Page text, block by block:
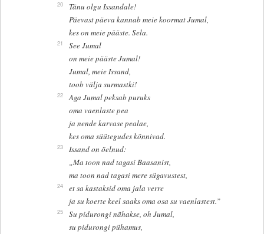
20
Tänu olgu Issandale!
Päevast päeva kannab meie koormat Jumal,
kes on meie pääste. Sela.
21
See Jumal
on meie pääste Jumal!
Jumal, meie Issand,
toob välja surmastki!
22
Aga Jumal peksab puruks
oma vaenlaste pea
ja nende karvase pealae,
kes oma süütegudes kõnnivad.
23
Issand on öelnud:
„Ma toon nad tagasi Baasanist,
ma toon nad tagasi mere sügavustest,
24
et sa kastaksid oma jala verre
ja su koerte keel saaks oma osa su vaenlastest.”
25
Su pidurongi nähakse, oh Jumal,
su pidurongi pühamus,